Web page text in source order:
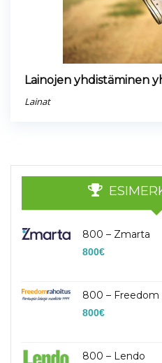
Lainojen yhdistäminen
Lainat
800 – Zmarta
800€
800 – Freedom
800€
800 – Lendo